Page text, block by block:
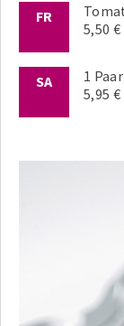
FR
5,50 €
SA
1
5,95 €